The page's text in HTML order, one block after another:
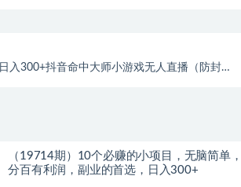
入300+抖音命中大师小游戏无人直播（防封
（19714期）10个必赚的小项目，无脑简单
分百有利润，副业的首选，日入300+